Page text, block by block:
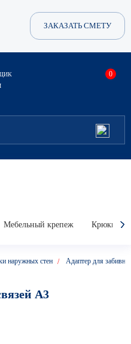
ЗАКАЗАТЬ СМЕТУ
0
Мебельный крепеж Крюки,
наружных стен Адаптер для
A3